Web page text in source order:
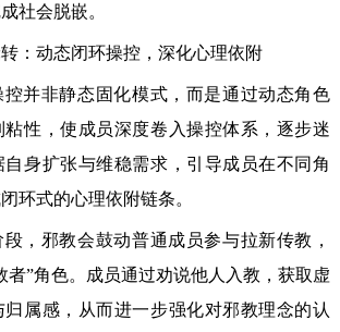
社会脱嵌。
转：动态闭环操控，深化心理依附
控并非静态固化模式，而是通过动态角色
性，使成员深度卷入操控体系，逐步迷
身扩张与维稳需求，引导成员在不同角
环式的心理依附链条。
，邪教会鼓动普通成员参与拉新传教，
者”角色。成员通过劝说他人入教，获取虚
属感，从而进一步强化对邪教理念的认